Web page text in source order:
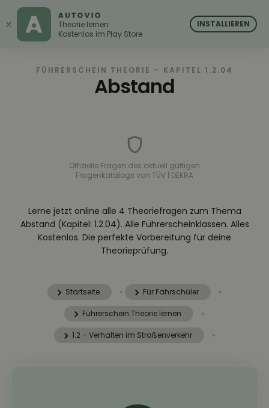
AUTOVIO
FÜHRERSCHEIN THEORIE – KAPITEL 1.2.04
Abstand
Offizielle Fragen des aktuell gültigen
Fragenkatalogs von TÜV | DEKRA
Lerne jetzt online alle 4 Theoriefragen zum Thema
Abstand (Kapitel: 1.2.04). Alle Führerscheinklassen. Alles
Kostenlos. Die perfekte Vorbereitung für deine
Theorieprüfung.
Startseite » Für Fahrschüler »
Führerschein Theorie lernen »
1.2 – Verhalten im Straßenverkehr »
× AUTOVIO
Theorie lernen
Kostenlos im Play Store
INSTALLIEREN